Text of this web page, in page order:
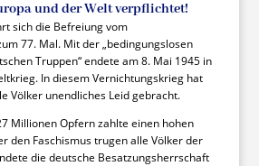
und der Welt verpflichtet!
sich die Befreiung vom
77. Mal. Mit der „bedingungslosen
Truppen“ endete am 8. Mai 1945 in
In diesem Vernichtungskrieg hat
Völker unendliches Leid gebracht.
Millionen Opfern zahlte einen hohen
den Faschismus trugen alle Völker der
die deutsche Besatzungsherrschaft